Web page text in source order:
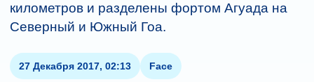
километров и разделены фортом Агуада на
Северный и Южный Гоа.
27 Декабря 2017, 02:13 Face